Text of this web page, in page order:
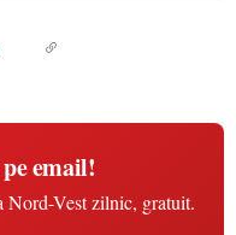
email!
Nord-Vest zilnic, gratuit.